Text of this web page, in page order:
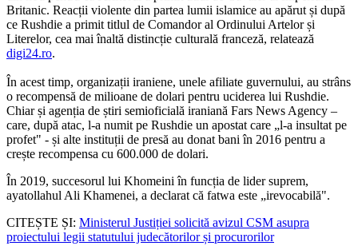
Britanic. Reacții violente din partea lumii islamice au apărut și după
ce Rushdie a primit titlul de Comandor al Ordinului Artelor și
Literelor, cea mai înaltă distincție culturală franceză, relatează
digi24.ro.
În acest timp, organizații iraniene, unele afiliate guvernului, au strâns
o recompensă de milioane de dolari pentru uciderea lui Rushdie.
Chiar și agenția de știri semioficială iraniană Fars News Agency –
care, după atac, l-a numit pe Rushdie un apostat care „l-a insultat pe
profet" - și alte instituții de presă au donat bani în 2016 pentru a
crește recompensa cu 600.000 de dolari.
În 2019, succesorul lui Khomeini în funcția de lider suprem,
ayatollahul Ali Khamenei, a declarat că fatwa este „irevocabilă".
CITEȘTE ȘI: Ministerul Justiției solicită avizul CSM asupra
proiectului legii statutului judecătorilor și procurorilor